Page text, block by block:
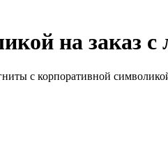
на заказ с
с корпоративной